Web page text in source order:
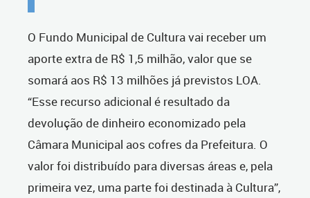
O Fundo Municipal de Cultura vai receber um
aporte extra de R$ 1,5 milhão, valor que se
somará aos R$ 13 milhões já previstos LOA.
“Esse recurso adicional é resultado da
devolução de dinheiro economizado pela
Câmara Municipal aos cofres da Prefeitura. O
valor foi distribuído para diversas áreas e, pela
primeira vez, uma parte foi destinada à Cultura”,